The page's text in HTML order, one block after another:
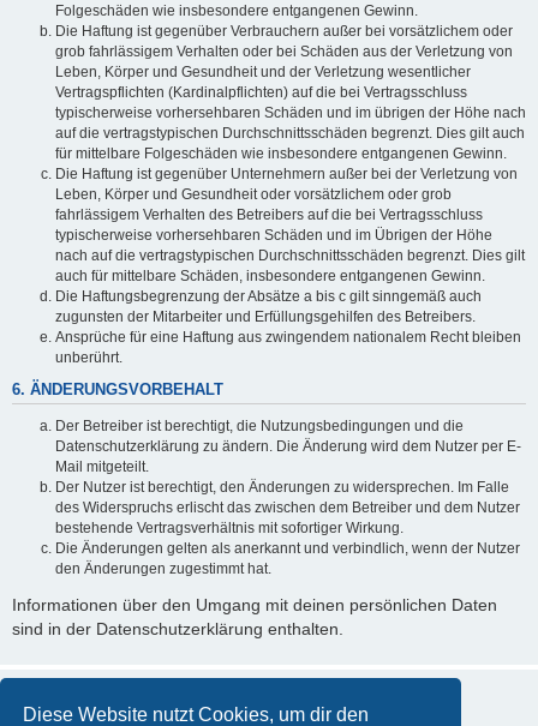
Diese Website nutzt Cookies, um dir den
Folgeschäden wie insbesondere entgangenen Gewinn.
Die Haftung ist gegenüber Verbrauchern außer bei vorsätzlichem oder
grob fahrlässigem Verhalten oder bei Schäden aus der Verletzung von
Leben, Körper und Gesundheit und der Verletzung wesentlicher
Vertragspflichten (Kardinalpflichten) auf die bei Vertragsschluss
typischerweise vorhersehbaren Schäden und im übrigen der Höhe nach
auf die vertragstypischen Durchschnittsschäden begrenzt. Dies gilt auch
für mittelbare Folgeschäden wie insbesondere entgangenen Gewinn.
Die Haftung ist gegenüber Unternehmern außer bei der Verletzung von
Leben, Körper und Gesundheit oder vorsätzlichem oder grob
fahrlässigem Verhalten des Betreibers auf die bei Vertragsschluss
typischerweise vorhersehbaren Schäden und im Übrigen der Höhe
nach auf die vertragstypischen Durchschnittsschäden begrenzt. Dies gilt
auch für mittelbare Schäden, insbesondere entgangenen Gewinn.
Die Haftungsbegrenzung der Absätze a bis c gilt sinngemäß auch
zugunsten der Mitarbeiter und Erfüllungsgehilfen des Betreibers.
Ansprüche für eine Haftung aus zwingendem nationalem Recht bleiben
unberührt.
6. ÄNDERUNGSVORBEHALT
Der Betreiber ist berechtigt, die Nutzungsbedingungen und die
Datenschutzerklärung zu ändern. Die Änderung wird dem Nutzer per E-
Mail mitgeteilt.
Der Nutzer ist berechtigt, den Änderungen zu widersprechen. Im Falle
des Widerspruchs erlischt das zwischen dem Betreiber und dem Nutzer
bestehende Vertragsverhältnis mit sofortiger Wirkung.
Die Änderungen gelten als anerkannt und verbindlich, wenn der Nutzer
den Änderungen zugestimmt hat.
Informationen über den Umgang mit deinen persönlichen Daten
sind in der Datenschutzerklärung enthalten.